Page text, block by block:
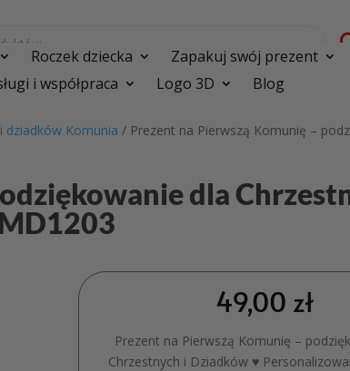
Roczek dziecka Zapakuj swój prezent
i współpraca Logo 3D Blog
dziadków Komunia / Prezent na Pierwszą Komunię –
dla
49,00 zł
Prezent na Pierwszą Komunię –
Chrzestnych i Dziadków ♥